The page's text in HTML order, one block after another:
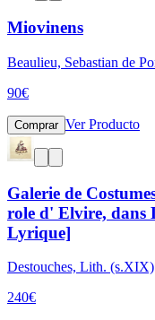
Miovinens
Beaulieu, Sebastian de
90€
Comprar Ver Producto
Galerie de
role d' Elvire, dans
Lyrique]
Destouches, Lith. (s.XIX)
240€